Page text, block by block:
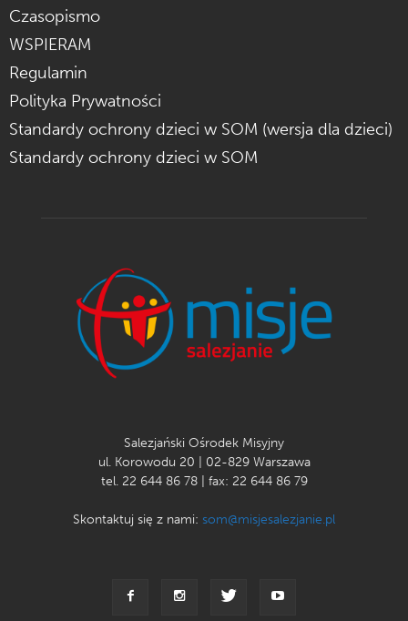
Czasopismo
WSPIERAM
Regulamin
Polityka Prywatności
Standardy ochrony dzieci w SOM (wersja dla dzieci)
Standardy ochrony dzieci w SOM
Salezjański Ośrodek Misyjny
ul. Korowodu 20 | 02-829 Warszawa
tel. 22 644 86 78 | fax: 22 644 86 79
Skontaktuj się z nami: som@misjesalezjanie.pl